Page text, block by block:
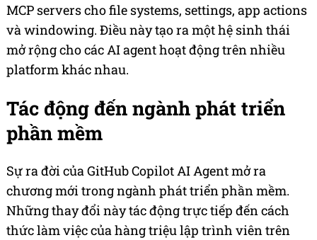
MCP servers cho file systems, settings, app actions
và windowing. Điều này tạo ra một hệ sinh thái
mở rộng cho các AI agent hoạt động trên nhiều
platform khác nhau.
Tác động đến ngành phát triển
phần mềm
Sự ra đời của GitHub Copilot AI Agent mở ra
chương mới trong ngành phát triển phần mềm.
Những thay đổi này tác động trực tiếp đến cách
thức làm việc của hàng triệu lập trình viên trên